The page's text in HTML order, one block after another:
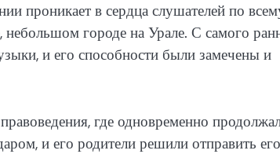
проникает в сердца слушателей по
городе на Урале. С самого
и его способности были замечены и
где одновременно
и его родители решили отправить